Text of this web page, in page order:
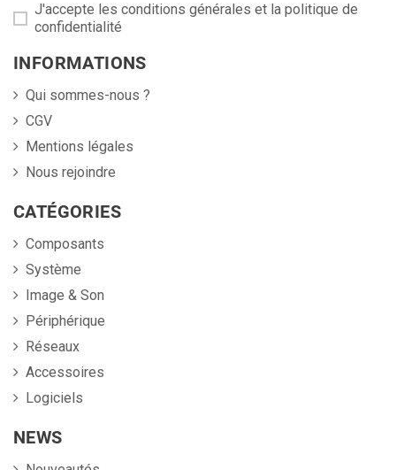
J'accepte les conditions générales et la politique de
confidentialité
INFORMATIONS
Qui sommes-nous ?
CGV
Mentions légales
Nous rejoindre
CATÉGORIES
Composants
Système
Image & Son
Périphérique
Réseaux
Accessoires
Logiciels
NEWS